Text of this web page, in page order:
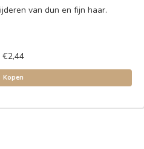
van dun en fijn haar.
€2,44
Kopen